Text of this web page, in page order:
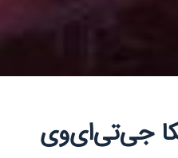
جی‌تی‌ای‌وی